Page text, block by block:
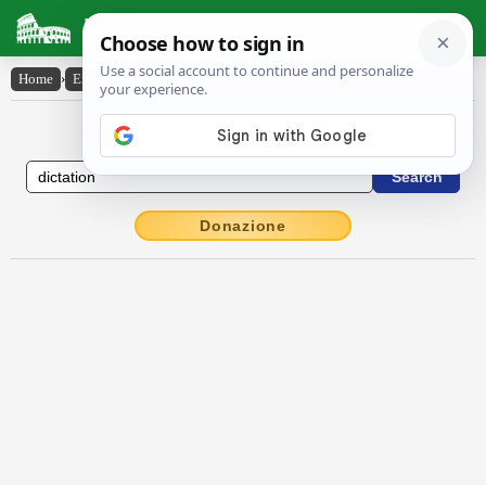
Latin Dictionary
Home › English-Latin › dictation
English to Latin Dictionary
Donazione